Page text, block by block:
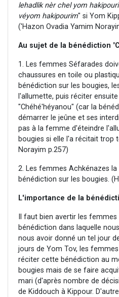
lehadlik nèr chel yom
véyom hakipourim" si Yom
('Hazon Ovadia Yamim
Au sujet de la bénédiction
1. Les femmes Séfarades
chaussures en toile ou
bénédiction sur les bougies,
l'allumette, puis réciter
"Chéhé'héyanou" (car la
démarrer le jeûne et ses
pas à la femme d'éteindre
bougies si elle l'a récitait trop
Norayim p.257)
2. Les femmes Achkénazes
bénédiction sur les bougies.
L'importance de la
Il faut bien avertir les
bénédiction dans laquelle
nous avoir donné un tel jour
jours de Yom Tov, les
réciter cette bénédiction au
bougies mais de se faire
mari (d'après nombre de
de Kiddouch à Kippour.